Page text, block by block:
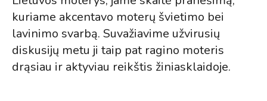
kuriame akcentavo moterų švietimo bei
lavinimo svarbą. Suvažiavime užvirusių
diskusijų metu ji taip pat ragino moteris
drąsiau ir aktyviau reikštis žiniasklaidoje.